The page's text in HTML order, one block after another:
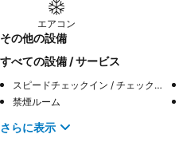
エアコン
その他の設備
すべての設備 / サービス
スピードチェックイン / チェックアウト
禁煙ルーム
さらに表示